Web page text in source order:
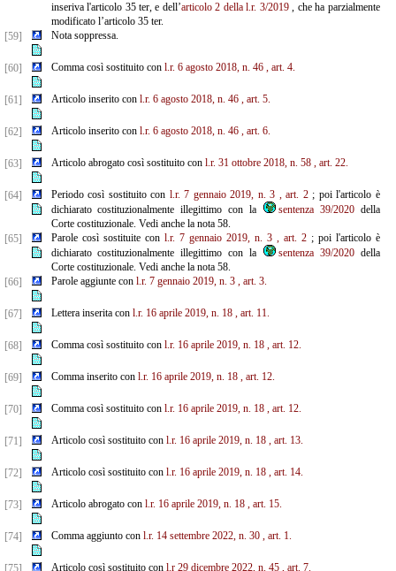
inseriva l'articolo 35 ter, e dell’articolo 2 della l.r. 3/2019, che ha parzialmente
modificato l’articolo 35 ter.
[59]
Nota soppressa.
[60] Comma così sostituito con l.r. 6 agosto 2018, n. 46 , art. 4.
[61] Articolo inserito con l.r. 6 agosto 2018, n. 46 , art. 5.
[62] Articolo inserito con l.r. 6 agosto 2018, n. 46 , art. 6.
[63] Articolo abrogato così sostituito con l.r. 31 ottobre 2018, n. 58 , art. 22.
[64] Periodo così sostituito con l.r. 7 gennaio 2019, n. 3 , art. 2; poi l'articolo è
dichiarato costituzionalmente illegittimo con la
sentenza 39/2020 della
Corte costituzionale. Vedi anche la nota 58.
[65]
Parole così sostituite con l.r. 7 gennaio 2019, n. 3 , art. 2; poi l'articolo è
dichiarato costituzionalmente illegittimo con la
sentenza 39/2020 della
Corte costituzionale. Vedi anche la nota 58.
[66]
Parole aggiunte con l.r. 7 gennaio 2019, n. 3 , art. 3.
[67] Lettera inserita con l.r. 16 aprile 2019, n. 18 , art. 11.
[68] Comma così sostituito con l.r. 16 aprile 2019, n. 18 , art. 12.
[69] Comma inserito con l.r. 16 aprile 2019, n. 18 , art. 12.
[70] Comma così sostituito con l.r. 16 aprile 2019, n. 18 , art. 12.
[71] Articolo così sostituito con l.r. 16 aprile 2019, n. 18 , art. 13.
[72] Articolo così sostituito con l.r. 16 aprile 2019, n. 18 , art. 14.
[73] Articolo abrogato con l.r. 16 aprile 2019, n. 18 , art. 15.
[74] Comma aggiunto con l.r. 14 settembre 2022, n. 30 , art. 1.
[75] Articolo così sostituito con l.r 29 dicembre 2022, n. 45 , art. 7.